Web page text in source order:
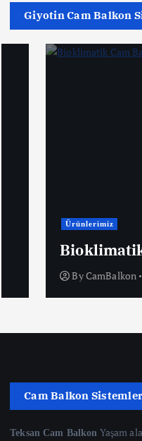
Giyotin Cam Balkon
Ürünlerimiz
Bioklimatik
CamBalkon
Cam Balkon
Teksan Cam Balkon Yaşam